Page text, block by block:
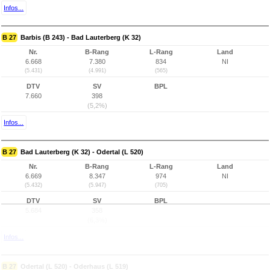
Infos...
B 27 Barbis (B 243) - Bad Lauterberg (K 32)
Nr.
6.668
(5.431)
B-Rang
7.380
(4.991)
L-Rang
834
(565)
Land
NI
DTV
7.660
SV
398
(5,2%)
BPL
Infos...
B 27 Bad Lauterberg (K 32) - Odertal (L 520)
Nr.
6.669
(5.432)
B-Rang
8.347
(5.947)
L-Rang
974
(705)
Land
NI
DTV
SV
BPL
Infos...
B 27 Odertal (L 520) - Oderhaus (L 519)